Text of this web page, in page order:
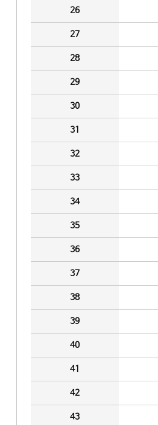
26
27
28
29
30
31
32
33
34
35
36
37
38
39
40
41
42
43